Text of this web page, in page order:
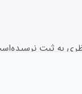
به ثبت